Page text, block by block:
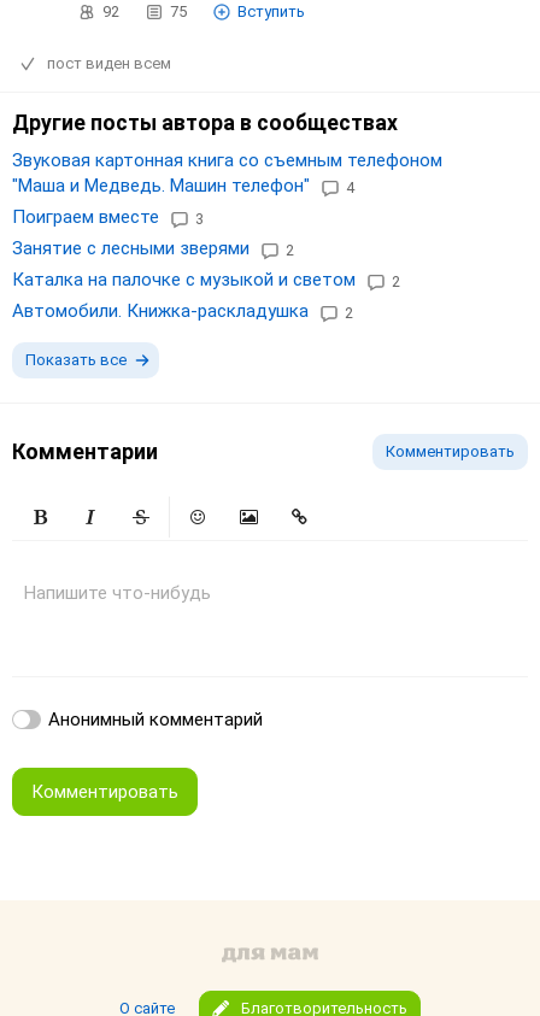
92 75 Вступить
пост виден всем
Другие посты автора в сообществах
Звуковая картонная книга со съемным телефоном
"Маша и Медведь. Машин телефон"
4
Поиграем вместе 3
Занятие с лесными зверями 2
Каталка на палочке с музыкой и светом 2
Автомобили. Книжка-раскладушка 2
Показать все
Комментарии Комментировать
Напишите что-нибудь
Анонимный комментарий
Комментировать
О сайте Благотворительность